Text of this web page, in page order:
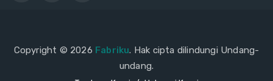
Copyright © 2026 Fabriku. Hak cipta dilindungi Undang-
undang.